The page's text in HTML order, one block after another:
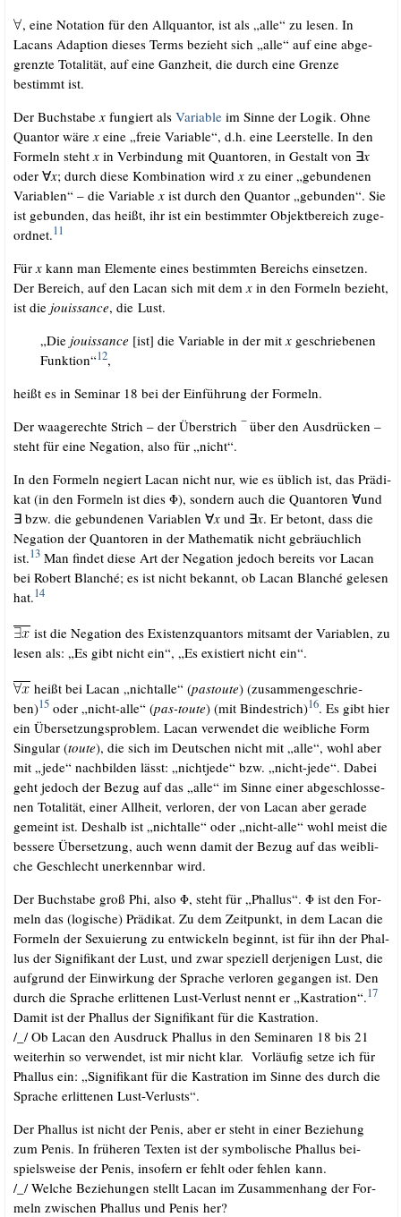
, eine Nota­ti­on für den All­quan­tor, ist als „alle“ zu lesen. In
Lacans Adap­ti­on die­ses Terms bezieht sich „alle“ auf eine abge­
grenz­te Tota­li­tät, auf eine Ganz­heit, die durch eine Gren­ze
bestimmt ist.
Der Buch­sta­bexfun­giert als Varia­bleim Sin­ne der Logik. Ohne
Quan­tor wäre xeine „freie Varia­ble“, d.h. eine Leer­stel­le. In den
For­meln steht xin Ver­bin­dung mit Quan­to­ren, in Gestalt von ∃x
oder ∀x; durch die­se Kom­bi­na­ti­on wird xzu einer „gebun­de­nen
Varia­blen“ – die Varia­ble xist durch den Quan­tor „gebun­den“. Sie
ist gebun­den, das heißt, ihr ist ein bestimm­ter Objekt­be­reich zuge­
ord­net.11
Für xkann man Ele­men­te eines bestimm­ten Bereichs ein­set­zen.
Der Bereich, auf den Lacan sich mit dem xin den For­meln bezieht,
ist die jouis­sance, die Lust.
„Die jouis­sance [ist] die Varia­ble in der mit x geschrie­be­nen
Funk­ti­on“12,
heißt es in Semi­nar 18 bei der Ein­füh­rung der Formeln.
Der waa­ge­rech­te Strich – der Über­strich ‾ über den Aus­drü­cken –
steht für eine Nega­ti­on, also für „nicht“.
In den For­meln negiert Lacan nicht nur, wie es üblich ist, das Prä­di­
kat (in den For­meln ist dies Φ), son­dern auch die Quan­to­ren ∀und
∃ bzw. die gebun­de­nen Varia­blen ∀xund ∃x. Er betont, dass die
Nega­ti­on der Quan­to­ren in der Mathe­ma­tik nicht gebräuch­lich
ist.13Man fin­det die­se Art der Nega­ti­on jedoch bereits vor Lacan
bei Robert Blan­ché; es ist nicht bekannt, ob Lacan Blan­ché gele­sen
hat.14
ist die Nega­ti­on des Exis­tenz­quan­tors mit­samt der Varia­blen, zu
lesen als: „Es gibt nicht ein“, „Es exis­tiert nicht ein“.
heißt bei Lacan „nicht­al­le“ (pas­tou­te) (zusam­men­ge­schrie­
ben)15oder „nicht-alle“ (pas-tou­te) (mit Bin­de­strich)16. Es gibt hier
ein Über­set­zungs­pro­blem. Lacan ver­wen­det die weib­li­che Form
Sin­gu­lar (tou­te), die sich im Deut­schen nicht mit „alle“, wohl aber
mit „jede“ nach­bil­den lässt: „nicht­je­de“ bzw. „nicht-jede“. Dabei
geht jedoch der Bezug auf das „alle“ im Sin­ne einer abge­schlos­se­
nen Tota­li­tät, einer All­heit, ver­lo­ren, der von Lacan aber gera­de
gemeint ist. Des­halb ist „nicht­al­le“ oder „nicht-alle“ wohl meist die
bes­se­re Über­set­zung, auch wenn damit der Bezug auf das weib­li­
che Geschlecht uner­kenn­bar wird.
Der Buch­sta­be groß Phi, also Φ, steht für „Phal­lus“. Φ ist den For­
meln das (logi­sche) Prä­di­kat. Zu dem Zeit­punkt, in dem Lacan die
For­meln der Sexu­ie­rung zu ent­wi­ckeln beginnt, ist für ihn der Phal­
lus der Signi­fi­kant der Lust, und zwar spe­zi­ell der­je­ni­gen Lust, die
auf­grund der Ein­wir­kung der Spra­che ver­lo­ren gegan­gen ist. Den
durch die Spra­che erlit­te­nen Lust-Ver­lust nennt er „Kas­tra­ti­on“.17
Damit ist der Phal­lus der Signi­fi­kant für die Kastration.
/​_​/​ Ob Lacan den Aus­druck Phal­lus in den Semi­na­ren 18 bis 21
wei­ter­hin so ver­wen­det, ist mir nicht klar. Vor­läu­fig set­ze ich für
Phal­lus ein: „Signi­fi­kant für die Kas­tra­ti­on im Sin­ne des durch die
Spra­che erlit­te­nen Lust-Verlusts“.
Der Phal­lus ist nicht der Penis, aber er steht in einer Bezie­hung
zum Penis. In frü­he­ren Tex­ten ist der sym­bo­li­sche Phal­lus bei­
spiels­wei­se der Penis, inso­fern er fehlt oder feh­len kann.
/​_​/​ Wel­che Bezie­hun­gen stellt Lacan im Zusam­men­hang der For­
meln zwi­schen Phal­lus und Penis her?